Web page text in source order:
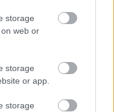
storage
web or
storage
or app.
storage